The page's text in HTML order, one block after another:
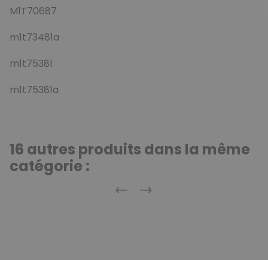
M1T70687
m1t73481a
m1t75381
m1t75381a
16 autres produits dans la même
catégorie :
Précédent
Suivant